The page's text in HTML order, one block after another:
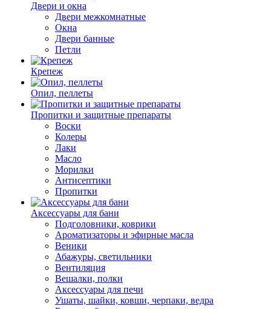
Двери и окна
Двери межкомнатные
Окна
Двери банные
Петли
Крепеж
Опил, пеллеты
Пропитки и защитные препараты
Воски
Колеры
Лаки
Масло
Морилки
Антисептики
Пропитки
Аксессуары для бани
Подголовники, коврики
Ароматизаторы и эфирные масла
Веники
Абажуры, светильники
Вентиляция
Вешалки, полки
Аксессуары для печи
Ушаты, шайки, ковши, черпаки, ведра